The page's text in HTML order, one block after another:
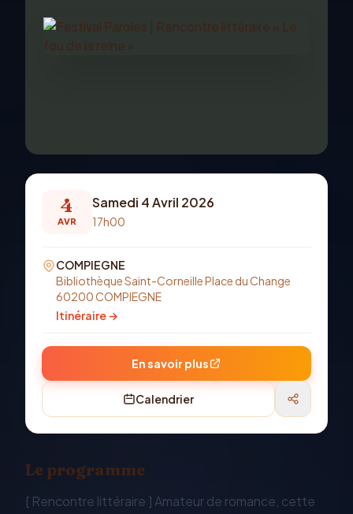
4
AVR
Samedi 4 Avril 2026
17h00
COMPIEGNE
Bibliothèque Saint-Corneille Place du Change
60200 COMPIEGNE
Itinéraire →
En savoir plus
Calendrier
Le programme
[ Rencontre littéraire ] Amateur de romance, cette